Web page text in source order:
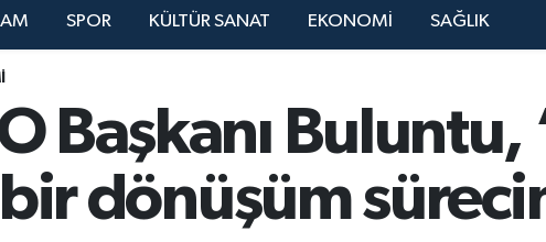
SPOR KÜLTÜR SANAT EKONOMİ SAĞLIK
Başkanı
dönüşüm